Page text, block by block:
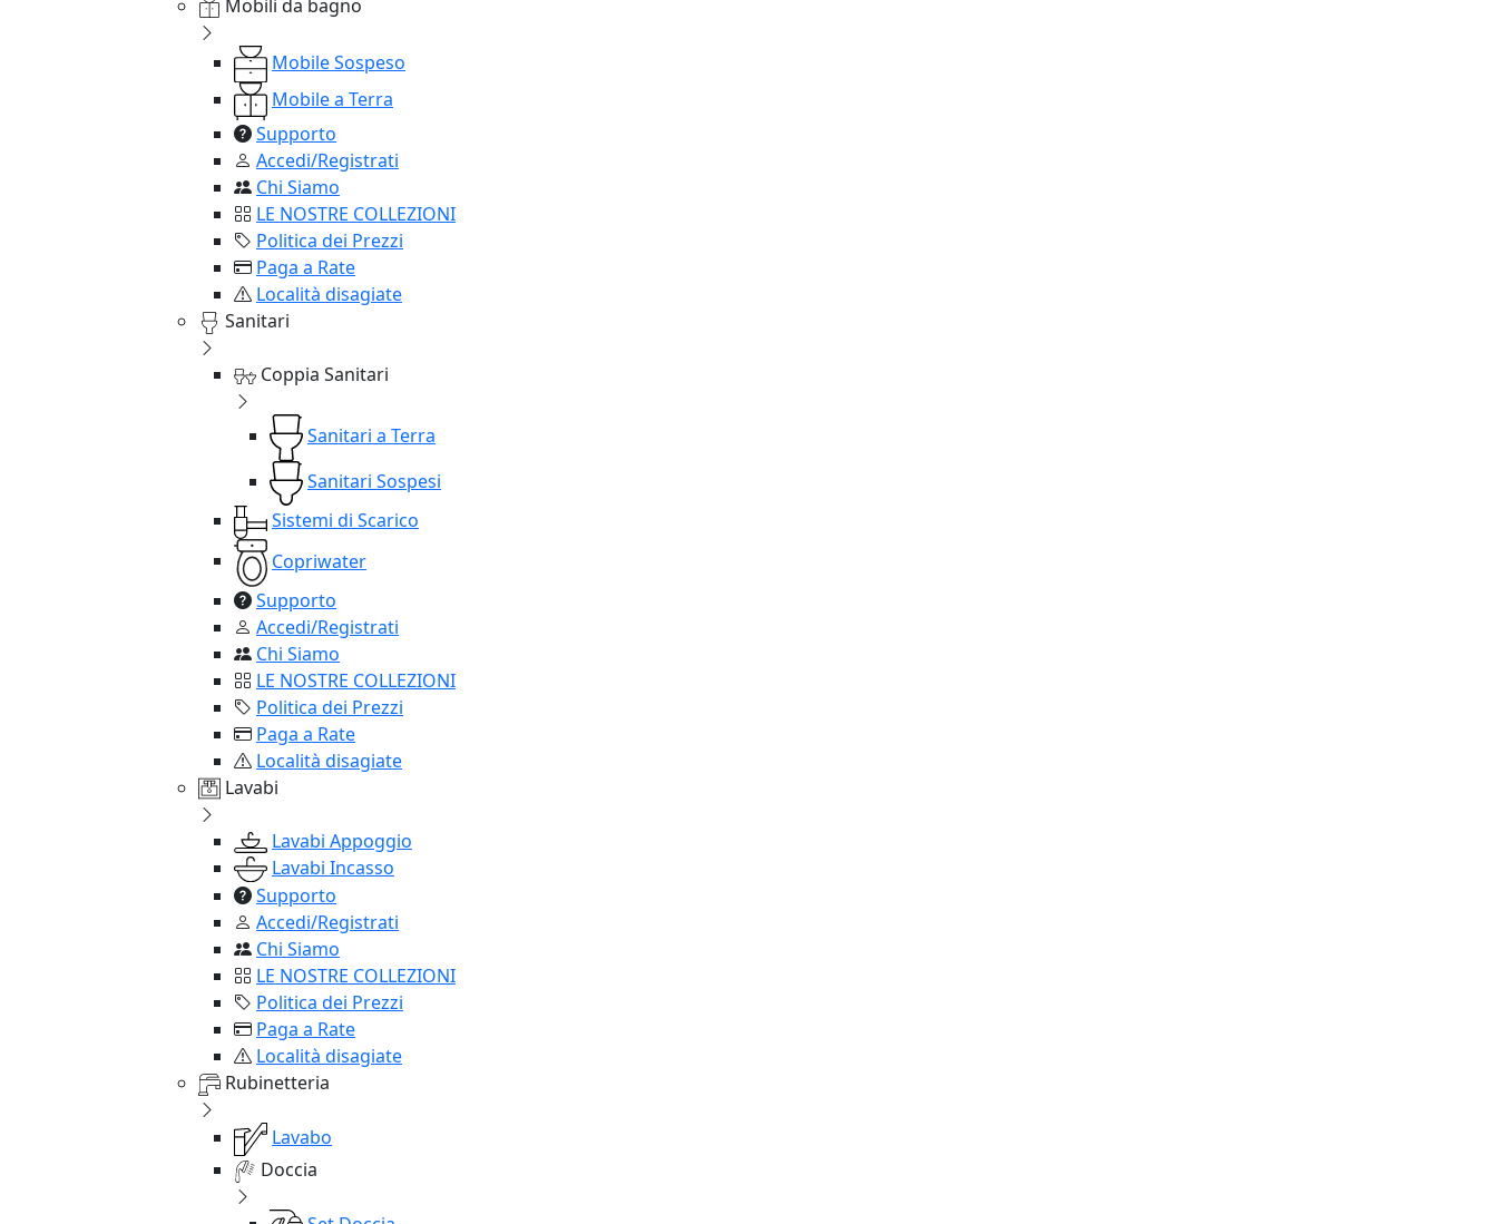
Mobili da bagno
Mobile Sospeso
Mobile a Terra
Supporto
Accedi/Registrati
Chi Siamo
LE NOSTRE COLLEZIONI
Politica dei Prezzi
Paga a Rate
Località disagiate
Sanitari
Coppia Sanitari
Sanitari a Terra
Sanitari Sospesi
Sistemi di Scarico
Copriwater
Supporto
Accedi/Registrati
Chi Siamo
LE NOSTRE COLLEZIONI
Politica dei Prezzi
Paga a Rate
Località disagiate
Lavabi
Lavabi Appoggio
Lavabi Incasso
Supporto
Accedi/Registrati
Chi Siamo
LE NOSTRE COLLEZIONI
Politica dei Prezzi
Paga a Rate
Località disagiate
Rubinetteria
Lavabo
Doccia